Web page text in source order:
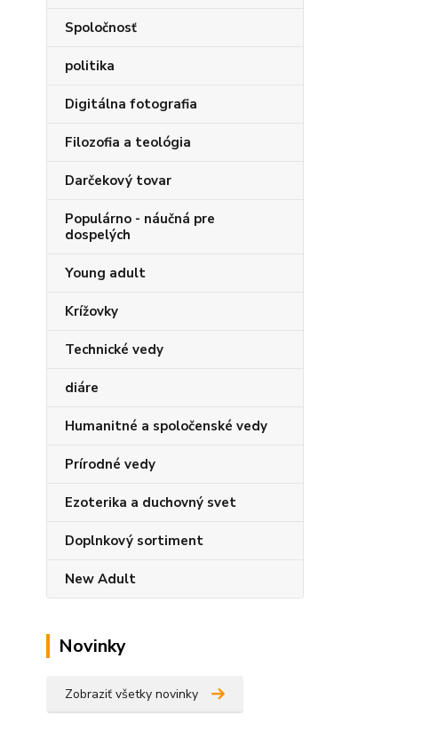
Spoločnosť
politika
Digitálna fotografia
Filozofia a teológia
Darčekový tovar
Populárno - náučná pre
dospelých
Young adult
Krížovky
Technické vedy
diáre
Humanitné a spoločenské vedy
Prírodné vedy
Ezoterika a duchovný svet
Doplnkový sortiment
New Adult
Novinky
Zobraziť všetky novinky